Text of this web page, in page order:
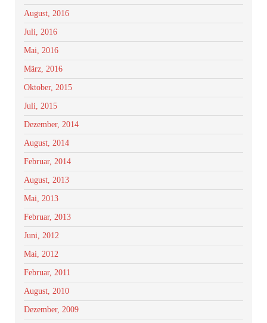
August, 2016
Juli, 2016
Mai, 2016
März, 2016
Oktober, 2015
Juli, 2015
Dezember, 2014
August, 2014
Februar, 2014
August, 2013
Mai, 2013
Februar, 2013
Juni, 2012
Mai, 2012
Februar, 2011
August, 2010
Dezember, 2009